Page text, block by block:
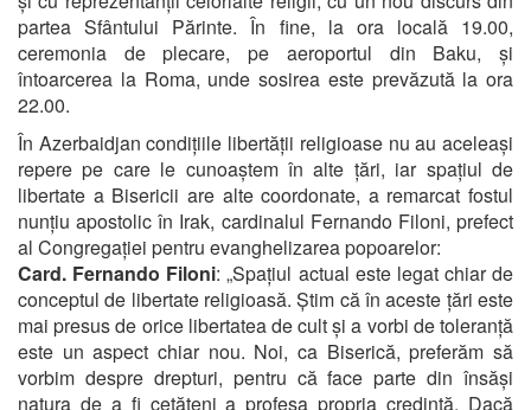
partea Sfântului Părinte. În fine, la ora locală 19.00,
ceremonia de plecare, pe aeroportul din Baku, și
întoarcerea la Roma, unde sosirea este prevăzută la ora
22.00.
În Azerbaidjan condițiile libertății religioase nu au aceleași
repere pe care le cunoaștem în alte țări, iar spațiul de
libertate a Bisericii are alte coordonate, a remarcat fostul
nunțiu apostolic în Irak, cardinalul Fernando Filoni, prefect
al Congregației pentru evanghelizarea popoarelor:
Card. Fernando Filoni: „Spațiul actual este legat chiar de
conceptul de libertate religioasă. Știm că în aceste țări este
mai presus de orice libertatea de cult și a vorbi de toleranță
este un aspect chiar nou. Noi, ca Biserică, preferăm să
vorbim despre drepturi, pentru că face parte din însăși
natura de a fi cetățeni a profesa propria credință. Dacă